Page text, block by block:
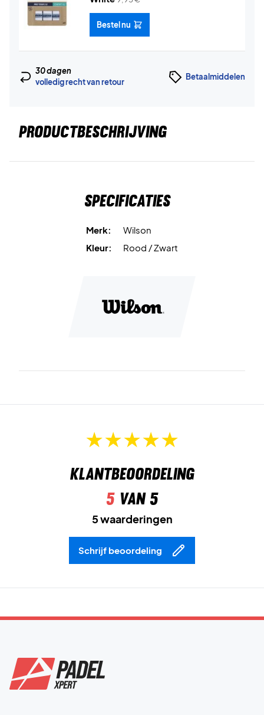
Bestel nu
30 dagen
volledig recht van retour
Betaalmiddelen
PRODUCTBESCHRIJVING
Specificaties
Merk:
Wilson
Kleur:
Rood / Zwart
Klantbeoordeling
5van 5
5 waarderingen
Schrijf beoordeling